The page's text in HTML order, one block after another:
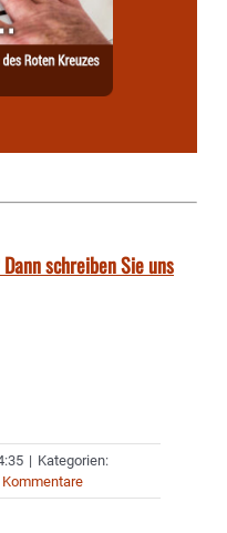
schreiben Sie uns
| Kategorien:
Kommentare